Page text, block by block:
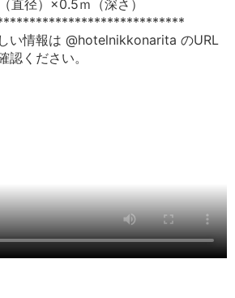
直径）×0.5ｍ（深さ）
い情報は @hotelnikkonarita のURL
認ください。